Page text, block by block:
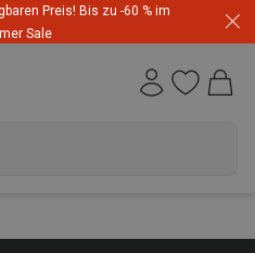
Preis! Bis zu -60 % im
Sale